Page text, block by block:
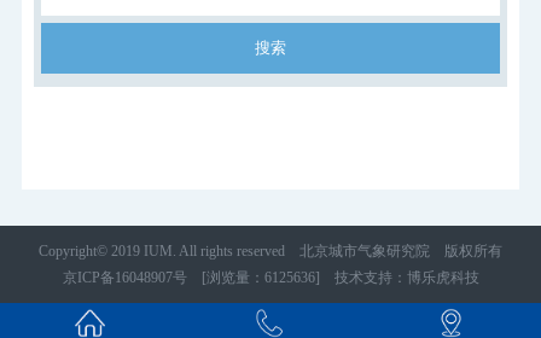
Copyright© 2019 IUM. All rights reserved 北京城市气象研究院 版权所有
京ICP备16048907号[浏览量：6125636] 技术支持： 博乐虎科技